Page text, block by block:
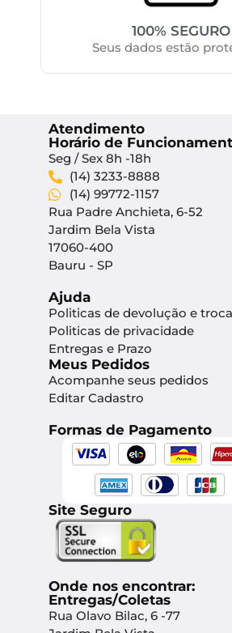
100% SEGURO
Seus dados estão
Atendimento
Horário de
Seg / Sex 8h -18h
(14) 3233-8888
(14) 99772-1157
Rua Padre Anchieta, 6-52
Jardim Bela Vista
17060-400
Bauru - SP
Ajuda
Politicas de devolução e troca
Politicas de privacidade
Entregas e Prazo
Meus Pedidos
Acompanhe seus pedidos
Editar Cadastro
Formas de Pagamento
Site Seguro
Onde nos encontrar:
Entregas/Coletas
Rua Olavo Bilac, 6 -77